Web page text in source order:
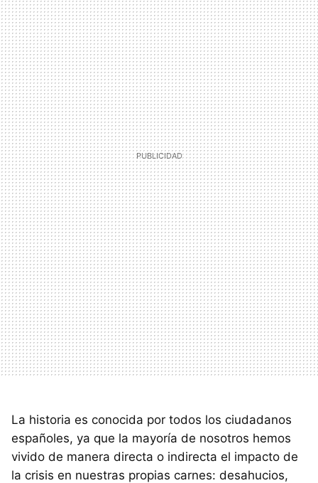
La historia es conocida por todos los ciudadanos
españoles, ya que la mayoría de nosotros hemos
vivido de manera directa o indirecta el impacto de
la crisis en nuestras propias carnes: desahucios,